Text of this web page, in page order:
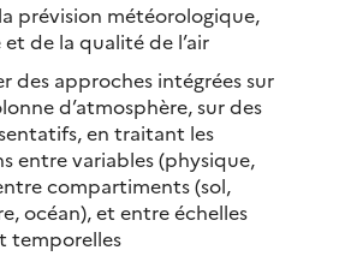
prévision météorologique,
de la qualité de l’air
des approches intégrées sur
d’atmosphère, sur des
en traitant les
entre variables (physique,
compartiments (sol,
océan), et entre échelles
temporelles